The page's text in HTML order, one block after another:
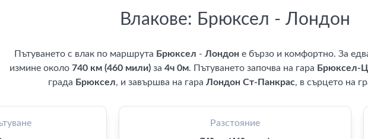
Влакове: Брюксел - Лондон
Пътуването с влак по маршрута Брюксел - Лондоне бързо и комфортно. За
измине около 740 км (460 мили) за 4ч 0м. Пътуването започва на гара Брюксел-
града Брюксел, и завършва на гара Лондон Ст-Панкрас, в сърцето на
Разстояние